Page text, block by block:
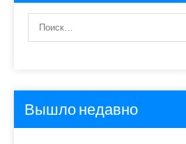
Вышло недавно